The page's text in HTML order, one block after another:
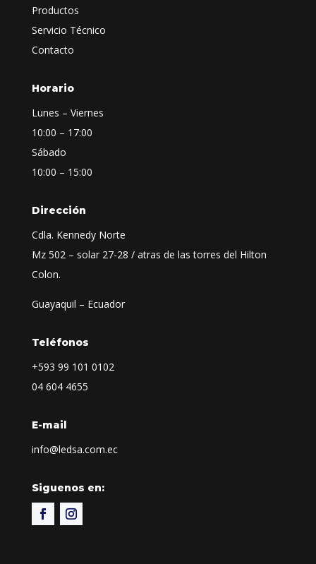
Productos
Servicio Técnico
Contacto
Horario
Lunes – Viernes
10:00 – 17:00
Sábado
10:00 – 15:00
Dirección
Cdla. Kennedy Norte
Mz 502 – solar 27-28 / atras de las torres del Hilton
Colon.
Guayaquil – Ecuador
Teléfonos
+593 99 101 0102
04 604 4655
E-mail
info@ledsa.com.ec
Siguenos en: